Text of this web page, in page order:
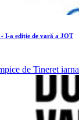
- I-a ediție de vară a JOT
de Tineret iarna